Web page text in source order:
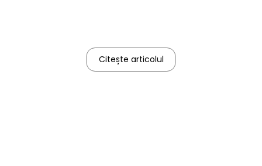
Citește articolul